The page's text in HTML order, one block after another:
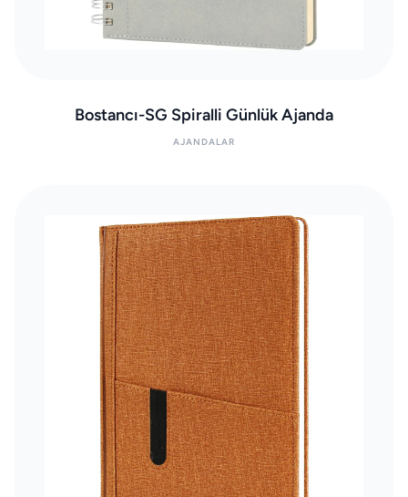
Bostancı-SG Spiralli Günlük Ajanda
AJANDALAR